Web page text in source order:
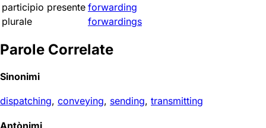
participio presente forwarding
plurale
forwardings
Parole Correlate
Sinonimi
dispatching, conveying, sending, transmitting
Antònimi